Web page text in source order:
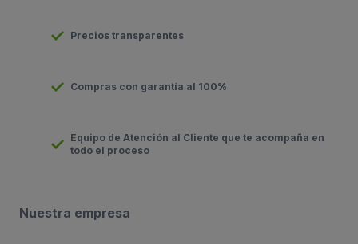
Precios transparentes
Compras con garantía al 100%
Equipo de Atención al Cliente que te acompaña en
todo el proceso
Nuestra empresa